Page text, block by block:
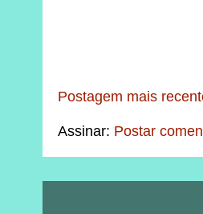
Postagem mais
Assinar: Postar